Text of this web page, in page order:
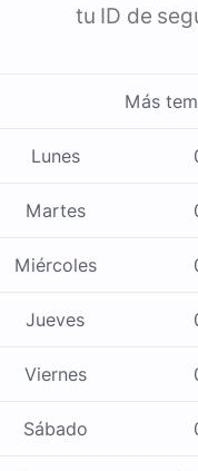
tu ID de
Más
Lunes
Martes
Miércoles
Jueves
Viernes
Sábado